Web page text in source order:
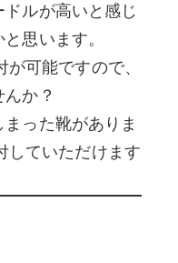
ルが高いと感じ
思います。
可能ですので、
か？
った靴がありま
していただけます